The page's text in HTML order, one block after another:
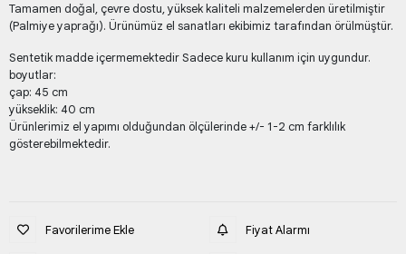
Tamamen doğal, çevre dostu, yüksek kaliteli malzemelerden üretilmiştir
(Palmiye yaprağı). Ürünümüz el sanatları ekibimiz tarafından örülmüştür.
Sentetik madde içermemektedir Sadece kuru kullanım için uygundur.
boyutlar:
çap: 45 cm
yükseklik: 40 cm
Ürünlerimiz el yapımı olduğundan ölçülerinde +/- 1-2 cm farklılık
gösterebilmektedir.
Favorilerime Ekle Fiyat Alarmı